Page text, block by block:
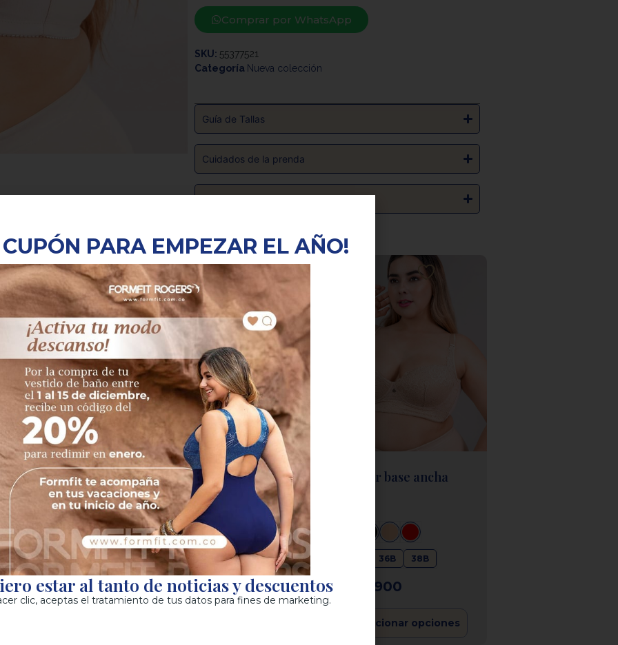
Comprar por WhatsApp
SKU: 55377521
Categoría Nueva colección
Guía de Tallas
Cuidados de la prenda
Cambios y devoluciones
Productos Relacionados
tiro alto
M L XL
60.900
Brasier copa de realce
34B 36B 38B
$104.900
Brasier base ancha
36B 38B
90.900
Seleccionar opciones
CUPÓN PARA EMPEZAR EL AÑO!
estar al tanto de noticias y descuentos
clic, aceptas el tratamiento de tus datos para fines de marketing.